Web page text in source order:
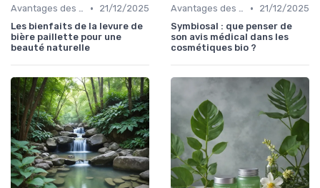
Avantages des Cosmétiques Bio •
21/12/2025
Les bienfaits de la levure de
bière paillette pour une
beauté naturelle
Avantages des Cosmétiques Bio •
21/12/2025
Symbiosal : que penser de
son avis médical dans les
cosmétiques bio ?